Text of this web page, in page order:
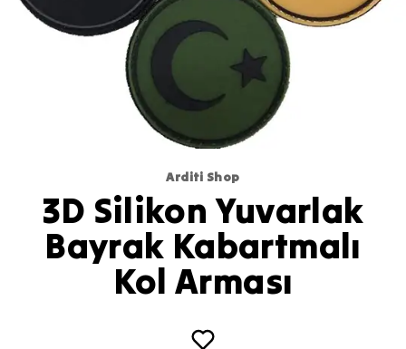
Arditi Shop
3D Silikon Yuvarlak
Bayrak Kabartmalı
Kol Arması